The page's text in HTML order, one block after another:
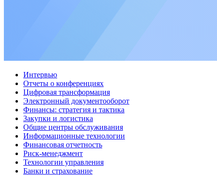
Интервью
Отчеты о конференциях
Цифровая трансформация
Электронный документооборот
Финансы: стратегия и тактика
Закупки и логистика
Общие центры обслуживания
Информационные технологии
Финансовая отчетность
Риск-менеджмент
Технологии управления
Банки и страхование